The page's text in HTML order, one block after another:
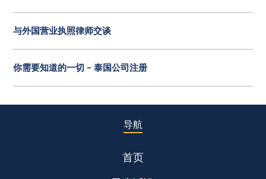
与外国营业执照律师交谈
你需要知道的一切 - 泰国公司注册
导航
首页